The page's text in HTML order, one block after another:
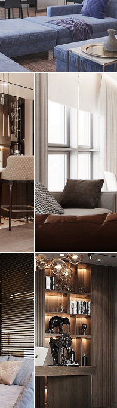
ADD Adwards 2018
Дизайн
элементами
квартира, 150
Интерьер
квартиры в ЖК
"Монблан"
квартира, 145